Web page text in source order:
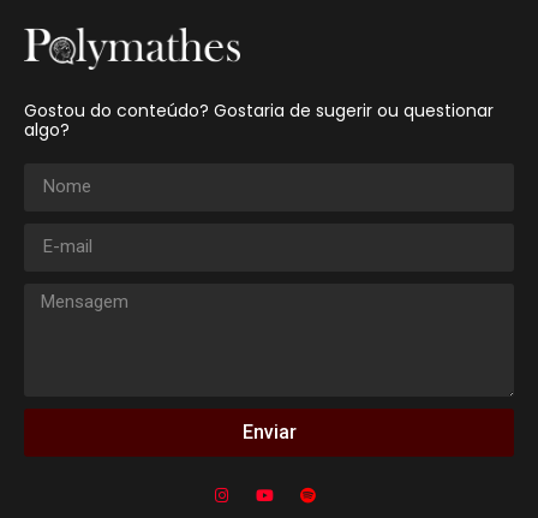
Gostou do conteúdo? Gostaria de sugerir ou questionar
algo?
Enviar